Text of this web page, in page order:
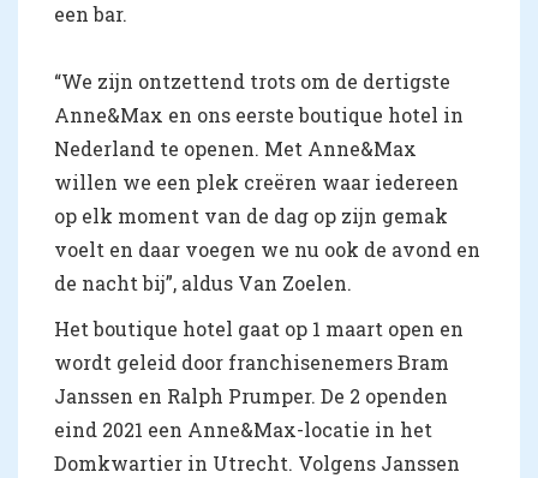
een bar.
“We zijn ontzettend trots om de dertigste
Anne&Max en ons eerste boutique hotel in
Nederland te openen. Met Anne&Max
willen we een plek creëren waar iedereen
op elk moment van de dag op zijn gemak
voelt en daar voegen we nu ook de avond en
de nacht bij”, aldus Van Zoelen.
Het boutique hotel gaat op 1 maart open en
wordt geleid door franchisenemers Bram
Janssen en Ralph Prumper. De 2 openden
eind 2021 een Anne&Max-locatie in het
Domkwartier in Utrecht. Volgens Janssen